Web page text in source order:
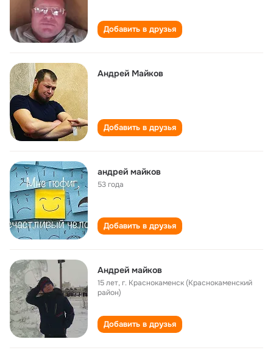
Добавить в друзья
Андрей Майков
Добавить в друзья
андрей майков
53 года
Добавить в друзья
Андрей майков
15 лет,г. Краснокаменск (Краснокаменский
район)
Добавить в друзья